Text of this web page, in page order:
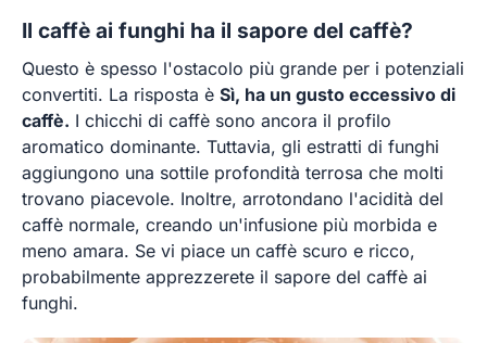
Il caffè ai funghi ha il sapore del caffè?
Questo è spesso l'ostacolo più grande per i potenziali
convertiti. La risposta è Sì, ha un gusto eccessivo di
caffè. I chicchi di caffè sono ancora il profilo
aromatico dominante. Tuttavia, gli estratti di funghi
aggiungono una sottile profondità terrosa che molti
trovano piacevole. Inoltre, arrotondano l'acidità del
caffè normale, creando un'infusione più morbida e
meno amara. Se vi piace un caffè scuro e ricco,
probabilmente apprezzerete il sapore del caffè ai
funghi.